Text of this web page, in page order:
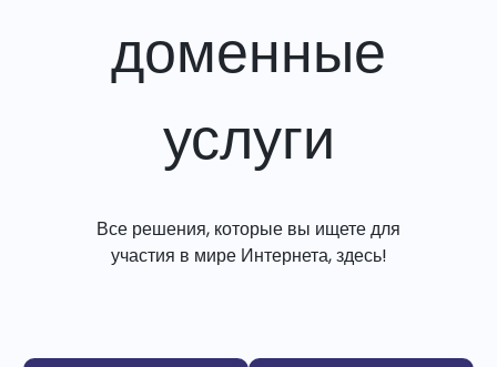
доменные
услуги
Все решения, которые вы ищете для
участия в мире Интернета, здесь!